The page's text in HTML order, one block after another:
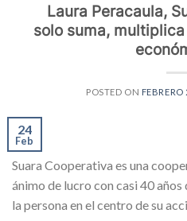
Laura Peracaula,
solo suma,
POSTED ON FEBRERO
24
Feb
Suara Cooperativa es una
ánimo de lucro con casi 40
la persona en el centro de su